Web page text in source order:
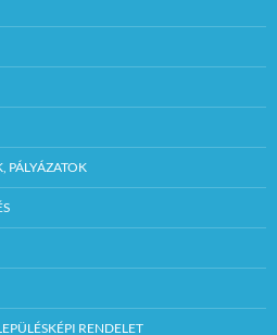
PÁLYÁZATOK
RENDELET